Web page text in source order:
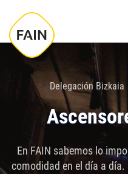
este
sitio
accesibilidad.
Delegación Bizkaia
En FAIN sabemos lo
comodidad en el día a